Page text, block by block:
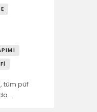
tüm püf